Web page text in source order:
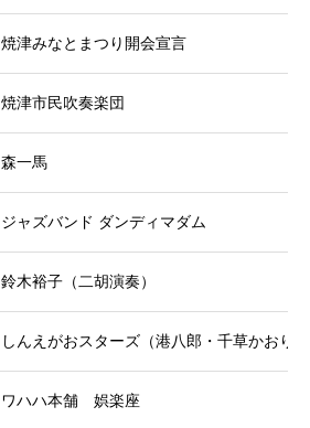
焼津みなとまつり開会宣言
焼津市民吹奏楽団
森一馬
ジャズバンド ダンディマダム
鈴木裕子（二胡演奏）
しんえがおスターズ（港八郎・千草かおり）
ワハハ本舗 娯楽座